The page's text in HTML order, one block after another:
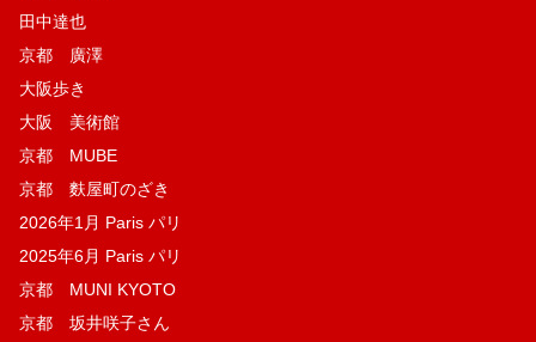
田中達也
京都 廣澤
大阪歩き
大阪 美術館
京都 MUBE
京都 麩屋町のざき
2026年1月 Paris パリ
2025年6月 Paris パリ
京都 MUNI KYOTO
京都 坂井咲子さん